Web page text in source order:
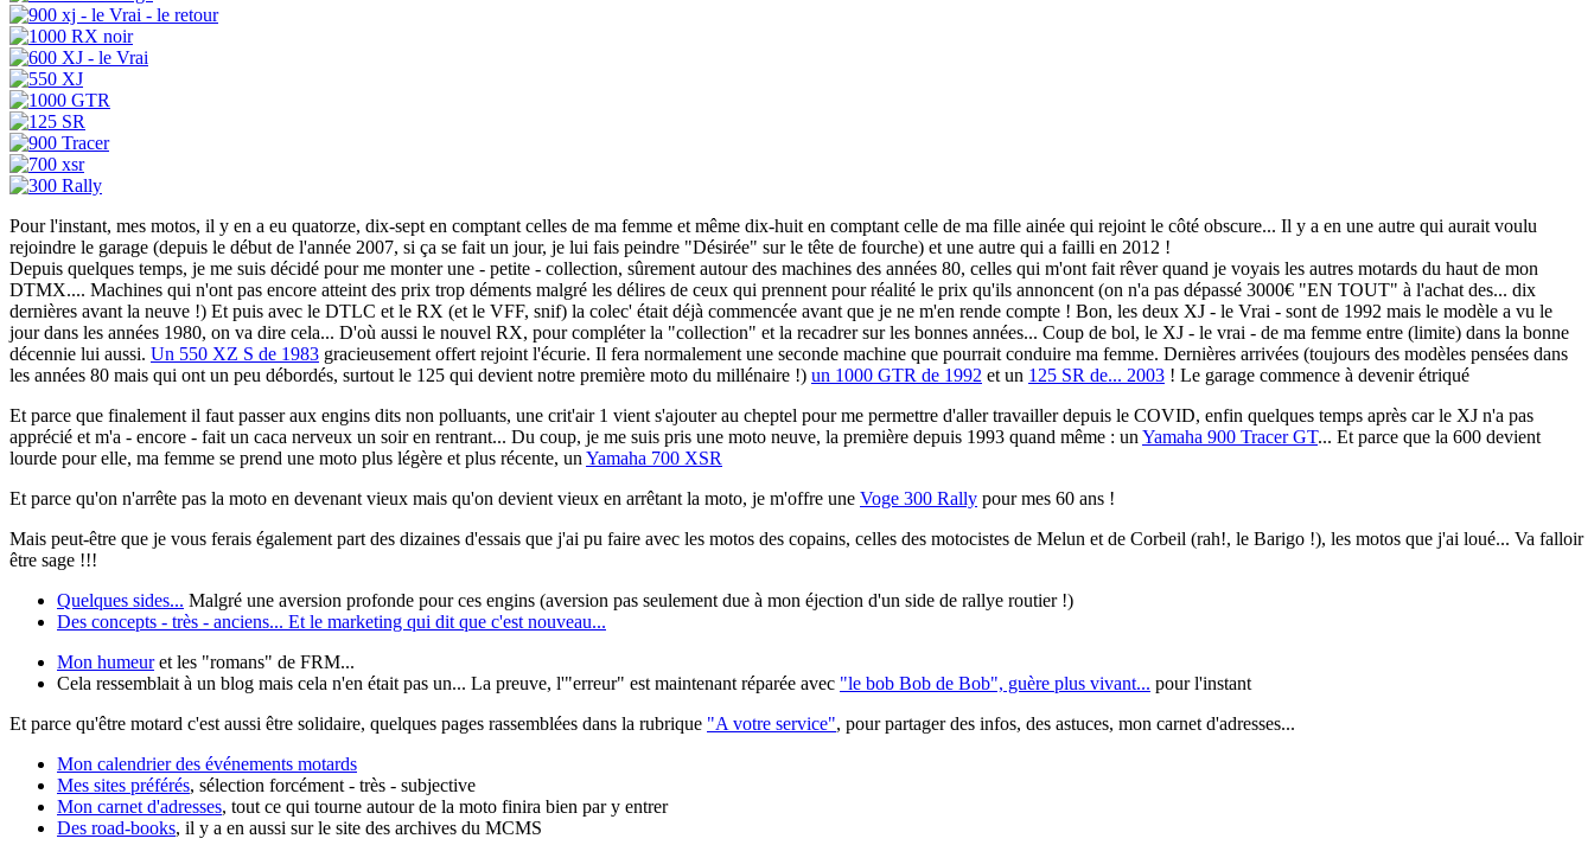
Pour l'instant, mes motos, il y en a eu quatorze, dix-sept en comptant celles de ma femme et même dix-huit en comptant celle de ma fille ainée qui rejoint le côté obscure... Il y a en une autre qui aurait voulu
rejoindre le garage (depuis le début de l'année 2007, si ça se fait un jour, je lui fais peindre "Désirée" sur le tête de fourche) et une autre qui a failli en 2012 !
Depuis quelques temps, je me suis décidé pour me monter une - petite - collection, sûrement autour des machines des années 80, celles qui m'ont fait rêver quand je voyais les autres motards du haut de mon
DTMX.... Machines qui n'ont pas encore atteint des prix trop déments malgré les délires de ceux qui prennent pour réalité le prix qu'ils annoncent (on n'a pas dépassé 3000€ "EN TOUT" à l'achat des... dix
dernières avant la neuve !) Et puis avec le DTLC et le RX (et le VFF, snif) la colec' était déjà commencée avant que je ne m'en rende compte ! Bon, les deux XJ - le Vrai - sont de 1992 mais le modèle a vu le
jour dans les années 1980, on va dire cela... D'où aussi le nouvel RX, pour compléter la "collection" et la recadrer sur les bonnes années... Coup de bol, le XJ - le vrai - de ma femme entre (limite) dans la bonne
décennie lui aussi. Un 550 XZ S de 1983 gracieusement offert rejoint l'écurie. Il fera normalement une seconde machine que pourrait conduire ma femme. Dernières arrivées (toujours des modèles pensées dans
les années 80 mais qui ont un peu débordés, surtout le 125 qui devient notre première moto du millénaire !) un 1000 GTR de 1992 et un 125 SR de... 2003 ! Le garage commence à devenir étriqué
Et parce que finalement il faut passer aux engins dits non polluants, une crit'air 1 vient s'ajouter au cheptel pour me permettre d'aller travailler depuis le COVID, enfin quelques temps après car le XJ n'a pas
apprécié et m'a - encore - fait un caca nerveux un soir en rentrant... Du coup, je me suis pris une moto neuve, la première depuis 1993 quand même : un Yamaha 900 Tracer GT... Et parce que la 600 devient
lourde pour elle, ma femme se prend une moto plus légère et plus récente, un Yamaha 700 XSR
Et parce qu'on n'arrête pas la moto en devenant vieux mais qu'on devient vieux en arrêtant la moto, je m'offre une Voge 300 Rally pour mes 60 ans !
Mais peut-être que je vous ferais également part des dizaines d'essais que j'ai pu faire avec les motos des copains, celles des motocistes de Melun et de Corbeil (rah!, le Barigo !), les motos que j'ai loué... Va falloir
être sage !!!
Quelques sides... Malgré une aversion profonde pour ces engins (aversion pas seulement due à mon éjection d'un side de rallye routier !)
Des concepts - très - anciens... Et le marketing qui dit que c'est nouveau...
Mon humeuret les "romans" de FRM...
Cela ressemblait à un blog mais cela n'en était pas un... La preuve, l'"erreur" est maintenant réparée avec "le bob Bob de Bob", guère plus vivant... pour l'instant
Et parce qu'être motard c'est aussi être solidaire, quelques pages rassemblées dans la rubrique "A votre service", pour partager des infos, des astuces, mon carnet d'adresses...
Mon calendrier des événements motards
Mes sites préférés, sélection forcément - très - subjective
Mon carnet d'adresses, tout ce qui tourne autour de la moto finira bien par y entrer
Des road-books, il y a en aussi sur le site des archives du MCMS